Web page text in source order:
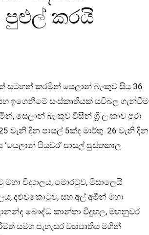
පුළුල් කරයි
සටහන් කරමින් සෙලාන් බැංකුව සිය 36
ඉගෙනීමේ සංස්කෘතියක් සවිබල ගැන්වීම
බැංකුව විසින් ශ්‍රී ලංකාව පුරා
වැනි දින පාසල් 5ක්ද මාර්තු 26 වැනි දින
පියවර’ පාසල් පුස්තකාල
විද්‍යාලය, මොරටුව, මීසාලෙයි
දළුවකොටුව, සහ අල් අමීන් මහා
බෞද්ධ කාන්තා විදුහල, මහනුවර
සමග පැහැසර ව්‍යාපෘතිය මගින්